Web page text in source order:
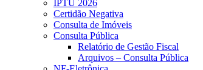
IPTU 2026
Certidão Negativa
Consulta de Imóveis
Consulta Pública
Relatório de Gestão Fiscal
Arquivos – Consulta Pública